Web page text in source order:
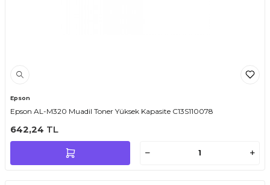
Epson
Epson AL-M320 Muadil Toner Yüksek Kapasite C13S110078
642,24 TL